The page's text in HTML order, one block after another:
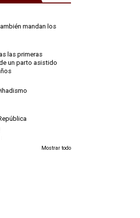
mandan los
las primeras
un parto asistido
Mostrar todo